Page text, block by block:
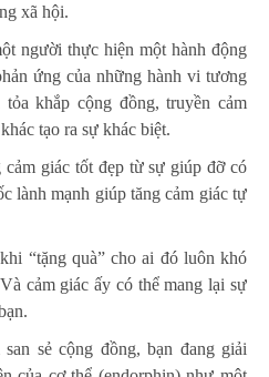
xã hội.
người thực hiện một hành động
ứng của những hành vi tương
khắp cộng đồng, truyền cảm
tạo ra sự khác biệt.
cảm giác tốt đẹp từ sự giúp đỡ có
lành mạnh giúp tăng cảm giác tự
“tặng quà” cho ai đó luôn khó
cảm giác ấy có thể mang lại sự
sẻ cộng đồng, bạn đang giải